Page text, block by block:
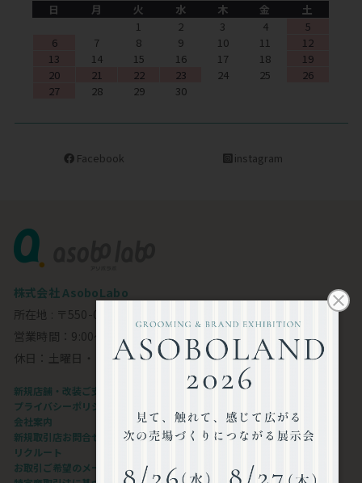
日
月 火 水 木 金
土
1
2 3 4
5
6
7 8 9 10 11
12
13
14 15 16 17 18
19
20
21 22 23 24 25
26
27
28 29 30
Facebook instagram
株式会社 AsoboLabo
所在地 : 〒550-0002 大阪市西区江戸堀1-23-11 6F
営業時間：9:00～18:00
休日：土曜日・日曜日・祝日
新規店舗・改装ご支援します
プライバシーポリシー
会社案内
新規取引店お問合せフォーム
リクルート
お取引ご希望のメーカー様